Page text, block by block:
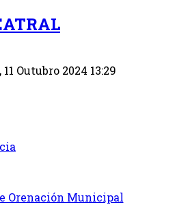
Outubro 2024 13:29